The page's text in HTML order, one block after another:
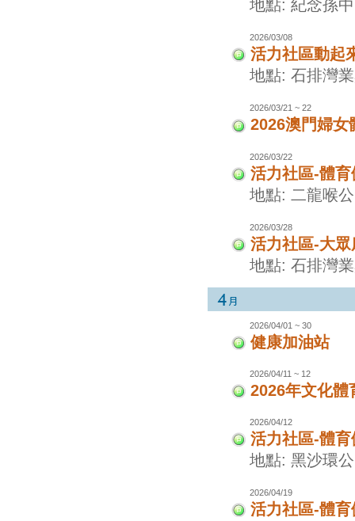
地點: 紀念孫
2026/03/08
活力社區動起
地點: 石排灣
2026/03/21 ~ 22
2026澳門婦女
2026/03/22
活力社區-體
地點: 二龍喉
2026/03/28
活力社區-大眾
地點: 石排灣
2026/04/01 ~ 30
健康加油站
2026/04/11 ~ 12
2026年文化體
2026/04/12
活力社區-體
地點: 黑沙環
2026/04/19
活力社區-體